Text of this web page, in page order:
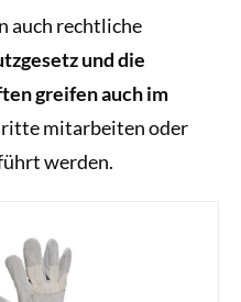
auch rechtliche
und die
greifen auch im
mitarbeiten oder
werden.